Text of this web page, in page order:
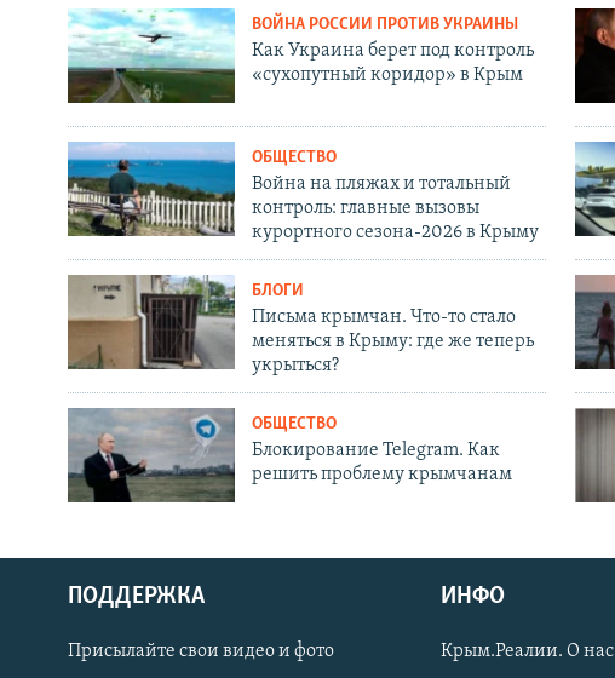
Українською
ВОЙНА РОССИИ ПРОТИВ УКРАИНЫ
Как Украина берет под контроль
«сухопутный коридор» в Крым
ОБЩЕСТВО
Война на пляжах и тотальный
контроль: главные вызовы
курортного сезона-2026 в Крыму
БЛОГИ
Письма крымчан. Что-то стало
меняться в Крыму: где же теперь
укрыться?
ОБЩЕСТВО
Блокирование Telegram. Как
решить проблему крымчанам
ПОДДЕРЖКА
Присылайте свои видео и фото
ИНФО
Крым.Реалии. О нас